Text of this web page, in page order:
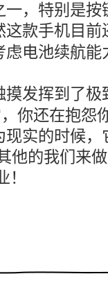
，特别是
这款手机目前
虑电池续航能
摸发挥到了
你还在抱怨
实的时候
他的我们来